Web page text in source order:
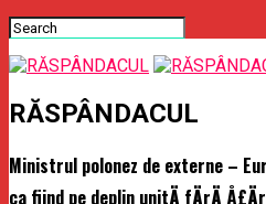
RĂSPÂNDACUL
Ministrul polonez de externe –
ca fiind pe deplin unitÄ fÄrÄ